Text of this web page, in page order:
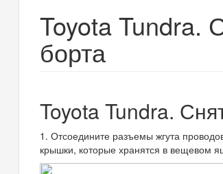
Toyota Tundra.
борта
Toyota Tundra.
1. Отсоедините разъемы жгута
крышки, которые хранятся в вещевом